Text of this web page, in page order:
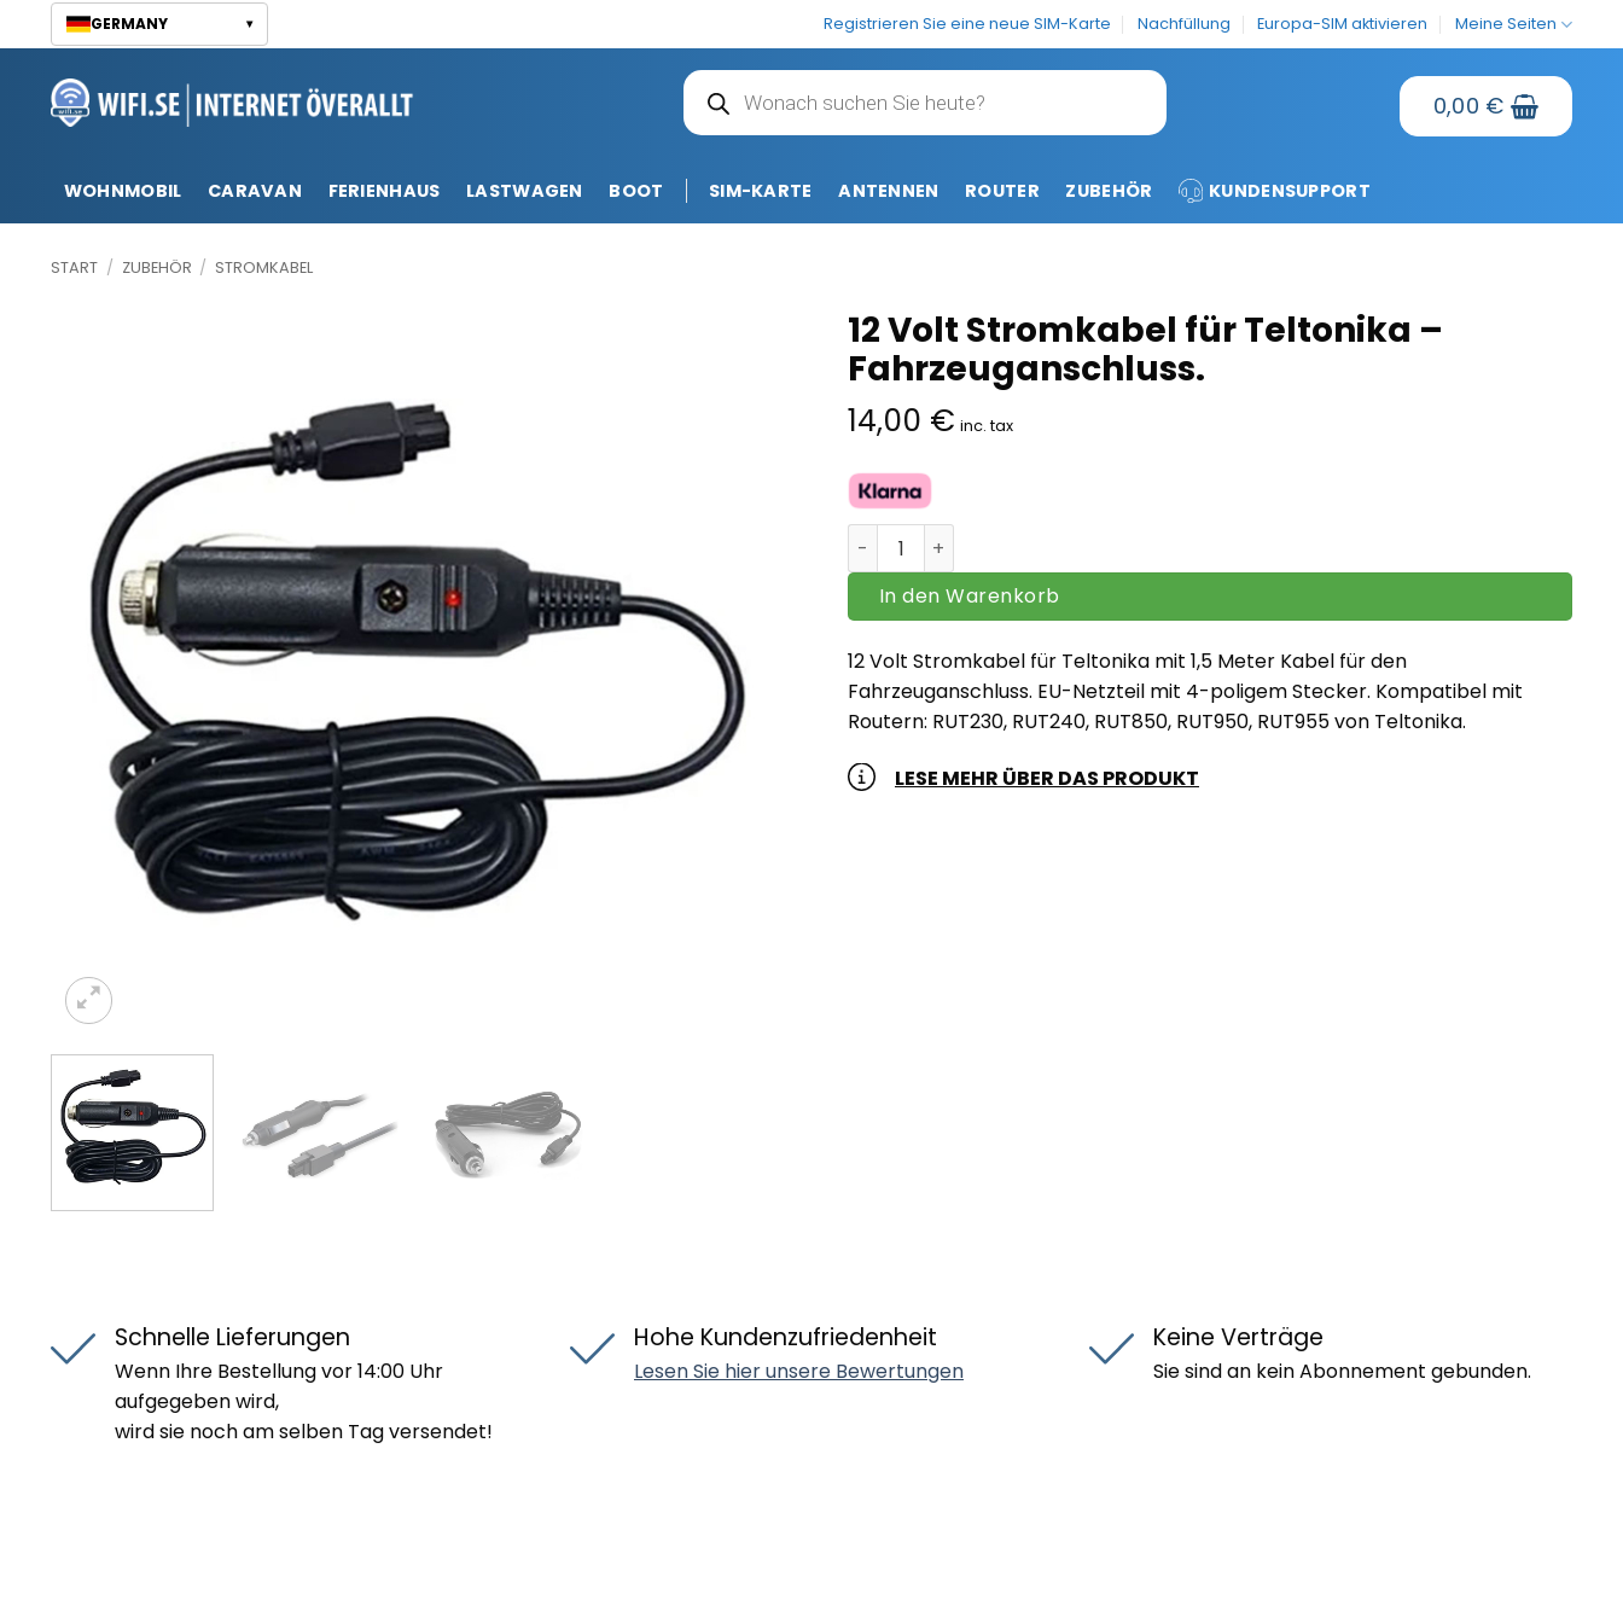
Inhalt
springen
GERMANY ▾ Registrieren Sie eine neue SIM-Karte Nachfüllung Europa-SIM aktivieren Meine Seiten
Products
search 0,00 €
WOHNMOBIL CARAVAN FERIENHAUS LASTWAGEN BOOT SIM-KARTE ANTENNEN ROUTER ZUBEHÖR KUNDENSUPPORT
START / ZUBEHÖR / STROMKABEL
12 Volt Stromkabel für Teltonika –
Fahrzeuganschluss.
14,00 € inc. tax
12 Volt Stromkabel für Teltonika - Fahrzeuganschluss. Menge
In den Warenkorb
12 Volt Stromkabel für Teltonika mit 1,5 Meter Kabel für den
Fahrzeuganschluss. EU-Netzteil mit 4-poligem Stecker. Kompatibel mit
Routern: RUT230, RUT240, RUT850, RUT950, RUT955 von Teltonika.
LESE MEHR ÜBER DAS PRODUKT
Schnelle Lieferungen
Wenn Ihre Bestellung vor 14:00 Uhr
aufgegeben wird,
wird sie noch am selben Tag versendet!
Hohe Kundenzufriedenheit
Lesen Sie hier unsere Bewertungen
Keine Verträge
Sie sind an kein Abonnement gebunden.